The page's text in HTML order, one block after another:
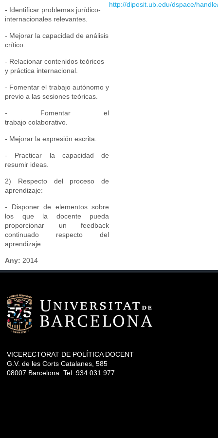
- Identificar problemas jurídico-
internacionales relevantes.
- Mejorar la capacidad de análisis
crítico.
- Relacionar contenidos teóricos
y práctica internacional.
- Fomentar el trabajo autónomo y
previo a las sesiones teóricas.
- Fomentar el
trabajo colaborativo.
- Mejorar la expresión escrita.
- Practicar la capacidad de
resumir ideas.
2) Respecto del proceso de
aprendizaje:
- Disponer de elementos sobre
los que la docente pueda
proporcionar un feedback
continuado respecto del
aprendizaje.
http://diposit.ub.edu/dspace/
Any: 2014
VICERECTORAT DE POLÍTICA DOCENT
G.V. de les Corts Catalanes, 585
08007 Barcelona Tel. 934 031 977